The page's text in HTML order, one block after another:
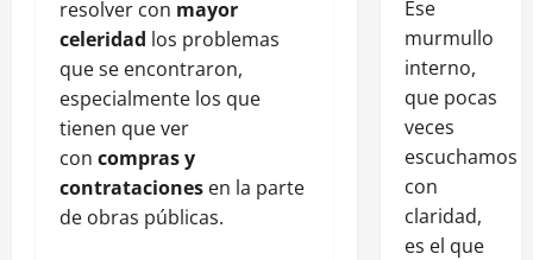
resolver con mayor
celeridad los problemas
que se encontraron,
especialmente los que
tienen que ver
con compras y
contrataciones en la parte
de obras públicas.
Ese
murmullo
interno,
que pocas
veces
escuchamos
con
claridad,
es el que